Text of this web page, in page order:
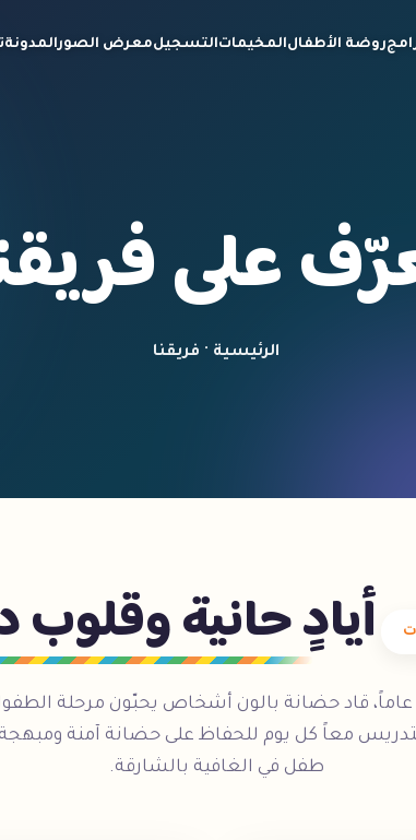
روضة الأطفالالمخيماتالتسجيلمعرض الصورالمدونة
على
الرئيسية · فريقنا
أيادٍ حانية وقلوب
على مدى أكثر من 20 عاماً، قاد حضانة بالون أشخاص يحبّون مرحلة
معاً كل يوم للحفاظ على حضانة آمنة ومبهجة
طفل في الغافية بالشارقة.